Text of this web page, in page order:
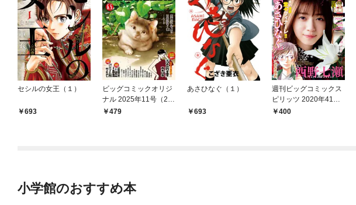
セシルの女王（１）
693
ビッグコミックオリジ
ナル 2025年11号（20
25年5月20日発売)
479
あさひなぐ（１）
693
週刊ビッグコミックス
ピリッツ 2020年41号
（2020年9月7日発
400
小学館のおすすめ本